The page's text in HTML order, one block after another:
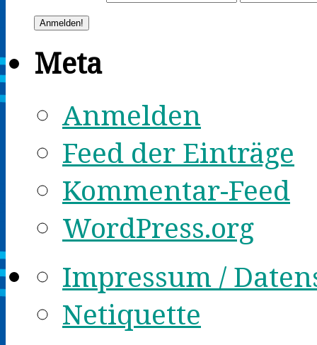
Meta
Anmelden
Feed der Einträge
Kommentar-Feed
WordPress.org
Impressum /
Netiquette